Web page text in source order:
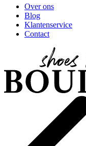
Over ons
Blog
Klantenservice
Contact